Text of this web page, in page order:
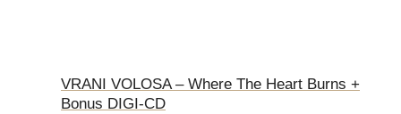
VRANI VOLOSA – Where The Heart Burns +
Bonus DIGI-CD